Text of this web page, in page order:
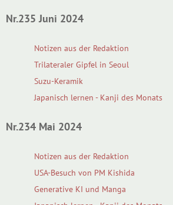
Nr.235 Juni 2024
Notizen aus der Redaktion
Trilateraler Gipfel in Seoul
Suzu-Keramik
Japanisch lernen - Kanji des Monats
Nr.234 Mai 2024
Notizen aus der Redaktion
USA-Besuch von PM Kishida
Generative KI und Manga